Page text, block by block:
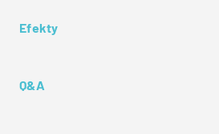
Efekty
Q&A